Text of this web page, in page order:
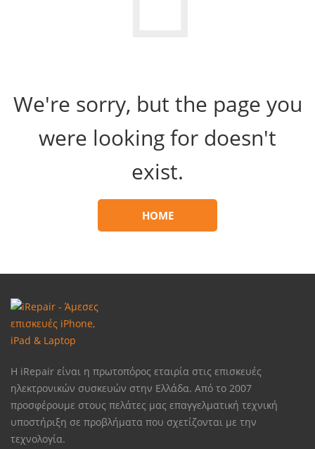
We're sorry, but the page you
were looking for doesn't
exist.
HOME
Η iRepair είναι η πρωτοπόρος εταιρία στις επισκευές
ηλεκτρονικών συσκευών στην Ελλάδα. Από το 2007
προσφέρουμε στους πελάτες μας επαγγελματική τεχνική
υποστήριξη σε προβλήματα που σχετίζονται με την
τεχνολογία.